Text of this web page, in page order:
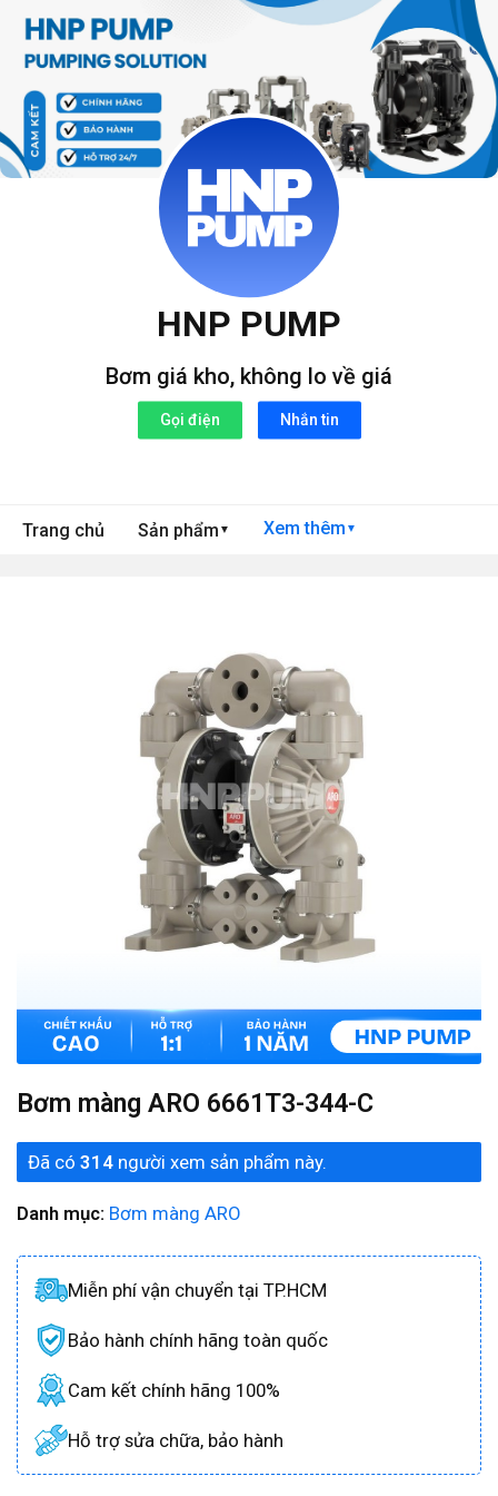
qua
dung
HNP PUMP
Bơm giá kho, không lo về giá
Gọi điện Nhắn tin
Trang chủ Sản phẩm ▼ Xem thêm ▼
Bơm màng ARO 6661T3-344-C
Đã có 314 người xem sản phẩm này.
Danh mục: Bơm màng ARO
Miễn phí vận chuyển tại TP.HCM
Bảo hành chính hãng toàn quốc
Cam kết chính hãng 100%
Hỗ trợ sửa chữa, bảo hành